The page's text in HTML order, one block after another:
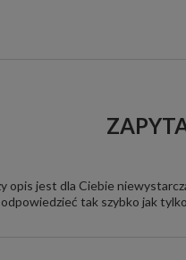
opis jest dla Ciebie
tak szybko jak